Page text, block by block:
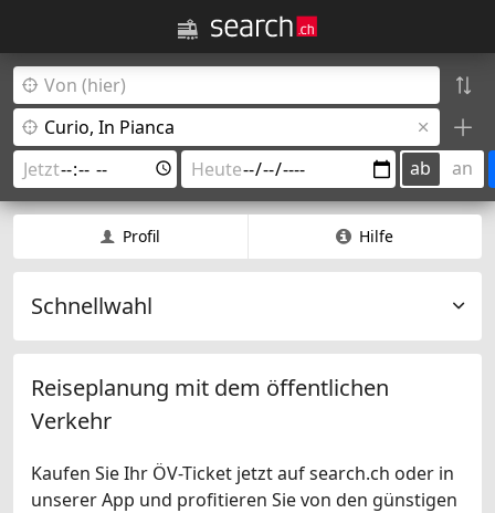
ab an
Profil Hilfe
Schnellwahl
Reiseplanung mit dem öffentlichen
Verkehr
Kaufen Sie Ihr ÖV-Ticket jetzt auf search.ch oder in
unserer App und profitieren Sie von den günstigen